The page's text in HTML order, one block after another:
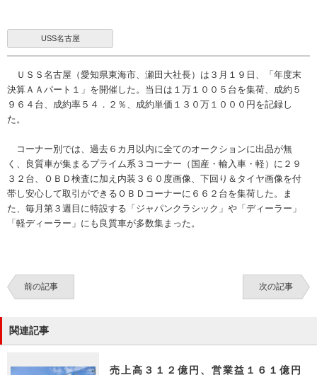
USS名古屋
ＵＳＳ名古屋（愛知県東海市、瀬田大社長）は３月１９日、「年度末
決算ＡＡパート１」を開催した。当日は１万１００５台を集荷、成約５
９６４台、成約率５４．２％、成約単価１３０万１０００円を記録し
た。
コーナー別では、過去６カ月以内に全てのオークションに出品が無
く、良質車が集まるプライム系３コーナー（国産・輸入車・軽）に２９
３２台、ＯＢＤ検査に加え内装３６０度画像、下回り＆タイヤ画像を付
帯し安心して取引ができるＯＢＤコーナーに６６２台を集荷した。ま
た、毎月第３週目に特設する「ジャパンクラシック」や「ディーラー」
「軽ディーラー」にも良質車が多数集まった。
前の記事 次の記事
関連記事
売上高３１２億円、営業益１６１億円